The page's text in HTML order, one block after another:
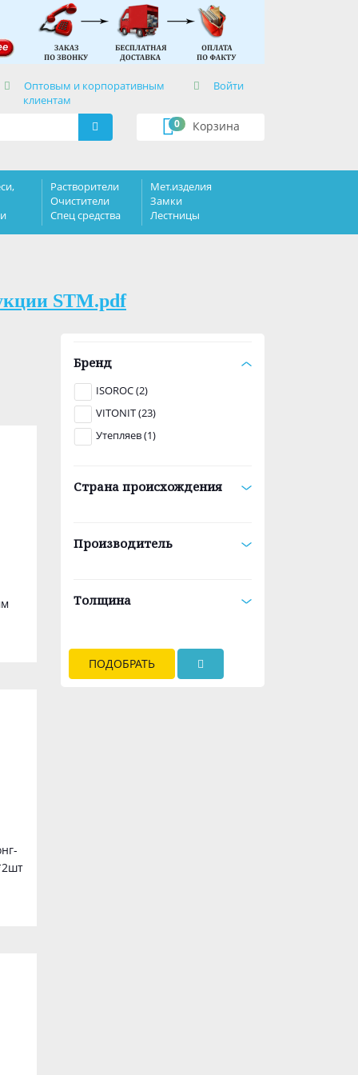
Оптовым и корпоративным
клиентам
Войти
Корзина
0
Растворители
Очистители
Спец средства
Мет.изделия
Замки
Лестницы
STM.pdf
Бренд
ISOROC (2)
VITONIT (23)
Утепляев (1)
Страна происхождения
Производитель
Толщина
ПОДОБРАТЬ